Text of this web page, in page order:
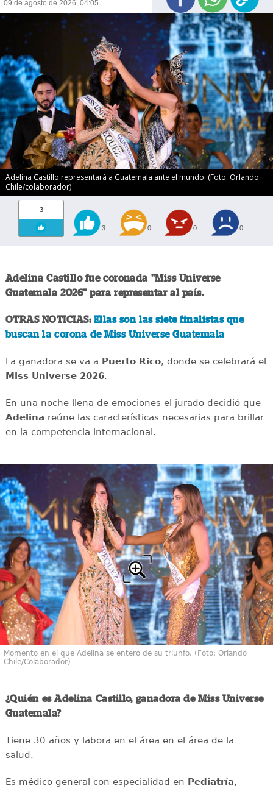
09 de agosto de 2026, 04:05
Adelina Castillo representará a Guatemala ante el mundo. (Foto: Orlando
Chile/colaborador)
3
3 0 0 0
Adelina Castillo fue coronada "Miss Universe
Guatemala 2026" para representar al país.
OTRAS NOTICIAS: Ellas son las siete finalistas que
buscan la corona de Miss Universe Guatemala
La ganadora se va a Puerto Rico, donde se celebrará el
Miss Universe 2026.
En una noche llena de emociones el jurado decidió que
Adelina reúne las características necesarias para brillar
en la competencia internacional.
Momento en el que Adelina se enteró de su triunfo. (Foto: Orlando
Chile/Colaborador)
¿Quién es Adelina Castillo, ganadora de Miss Universe
Guatemala?
Tiene 30 años y labora en el área en el área de la
salud.
Es médico general con especialidad en Pediatría,